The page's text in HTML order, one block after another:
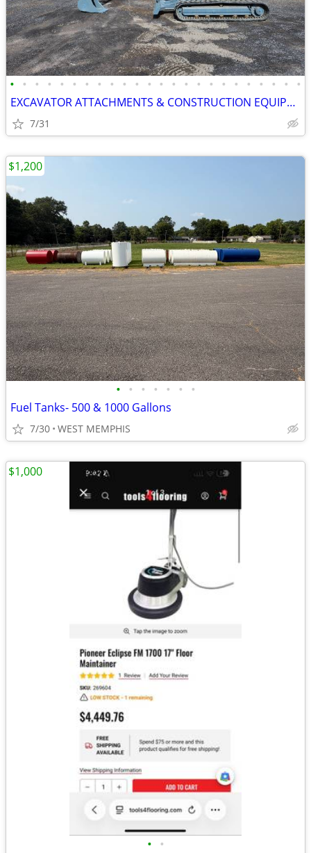
• • • • • • • • • • • • • • • • • • • • • • • •
EXCAVATOR ATTACHMENTS & CONSTRUCTION EQUIPMENT ON SALE!!!
7/31
• • • • • • •
Fuel Tanks- 500 & 1000 Gallons
7/30 WEST MEMPHIS
$1,200
• •
$1,000